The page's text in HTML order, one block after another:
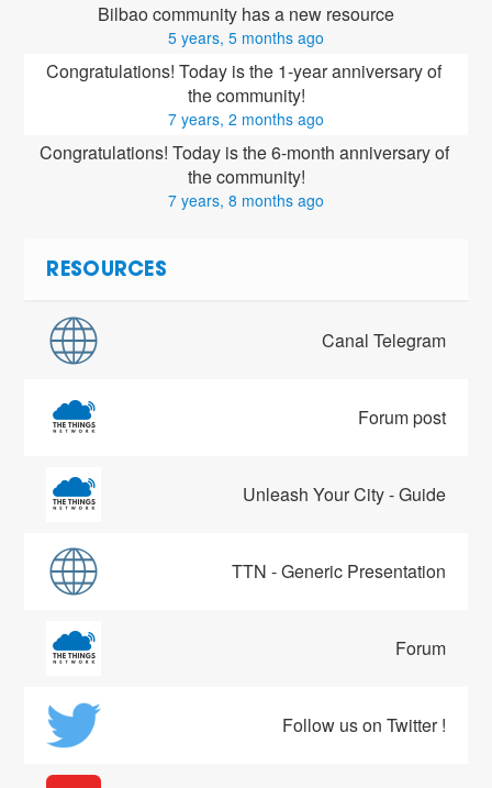
Bilbao community has a new resource
5 years, 5 months ago
Congratulations! Today is the 1-year anniversary of
the community!
7 years, 2 months ago
Congratulations! Today is the 6-month anniversary of
the community!
7 years, 8 months ago
RESOURCES
Canal Telegram
Forum post
Unleash Your City - Guide
TTN - Generic Presentation
Forum
Follow us on Twitter !